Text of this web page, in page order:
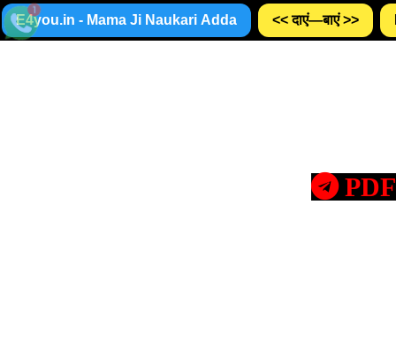
E4you.in - Mama Ji Naukari Adda << दाएं—बाएं >>
PDF